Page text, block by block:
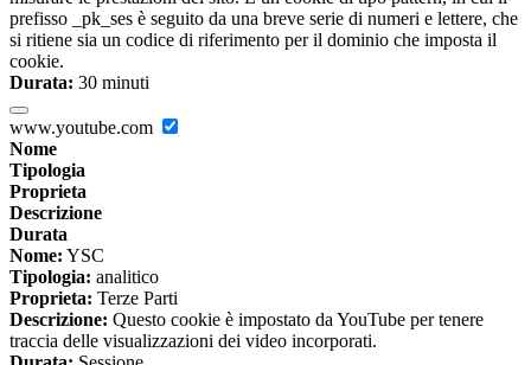
prefisso _pk_ses è seguito da una breve serie di numeri e lettere, che
si ritiene sia un codice di riferimento per il dominio che imposta il
cookie.
Durata: 30 minuti
www.youtube.com
Nome
Tipologia
Proprieta
Descrizione
Durata
Nome: YSC
Tipologia: analitico
Proprieta: Terze Parti
Descrizione: Questo cookie è impostato da YouTube per tenere
traccia delle visualizzazioni dei video incorporati.